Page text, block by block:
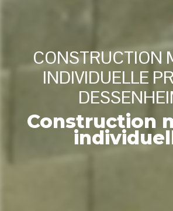
CONSTRUCTION
INDIVIDUELLE
Construction